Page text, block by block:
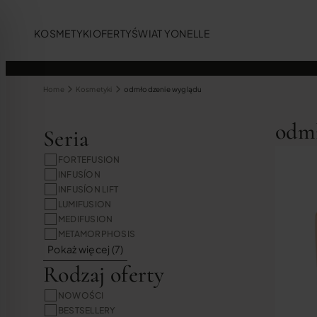
KOSMETYKI OFERTYŚWIAT YONELLE
Home Kosmetyki odmłodzenie wyglądu
Seria
FORTEFUSION
INFUSÍON
INFUSÍON LIFT
LUMIFUSION
MEDIFUSION
METAMORPHOSIS
Pokaż więcej (7)
Rodzaj oferty
NOWOŚCI
BESTSELLERY
osób z zaburzeniami wzroku